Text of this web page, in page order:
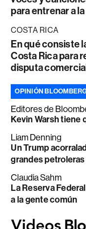
para entrenar a
COSTA RICA
En qué consiste
Costa Rica para
disputa
OPINIÓN
Editores de
Kevin Warsh tiene
Liam Denning
Un Trump
grandes petroleras
Claudia Sahm
La Reserva
a la gente común